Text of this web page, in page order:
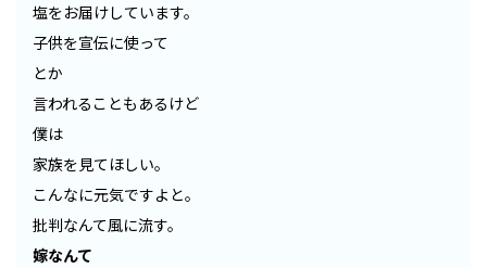
塩をお届けしています。
子供を宣伝に使って
とか
言われることもあるけど
僕は
家族を見てほしい。
こんなに元気ですよと。
批判なんて風に流す。
嫁なんて